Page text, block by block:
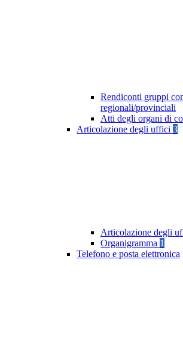
Rendiconti gruppi
regionali/provinciali
Atti degli organi di
Articolazione degli uffici 3
Articolazione degli
Organigramma 1
Telefono e posta elettronica